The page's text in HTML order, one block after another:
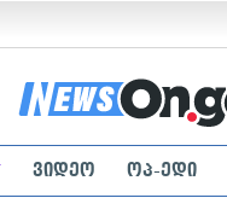
ვიდეო ოპ-ედი